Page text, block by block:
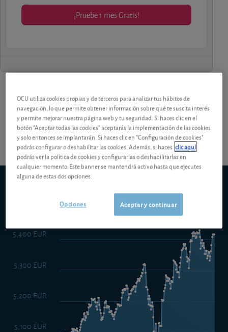
¡Pruebe 1 mes Gratis!
expertos están reservados a los socios.
ytd 1y 5y 10y
Belfius Sustainable Low C Cap
5,100 EUR
5,200 EUR
5,300 EUR
5,400 EUR
OCU utiliza cookies propias y de terceros para analizar tus hábitos de
navegación, lo que permite obtener información sobre qué te suscita interés
y permite mejorar nuestra página web y tu seguridad. Si haces clic en el
botón "Aceptar todas las cookies" aceptarás la implementación de las cookies
y solo entonces se implantarán. Si haces clic en "Configuración de cookies"
podrás configurar o deshabilitar las cookies. Además, si haces clic aquí
podrás ver la política de cookies y configurarlas o deshabilitarlas en
cualquier momento. Este banner se mantendrá activo hasta que ejecutes
alguna de estas dos opciones.
Aceptar y continuar
Opciones